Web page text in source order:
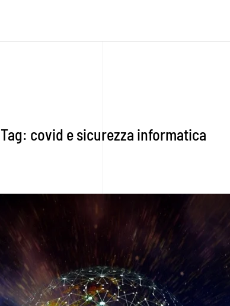
Tag: covid e sicurezza informatica